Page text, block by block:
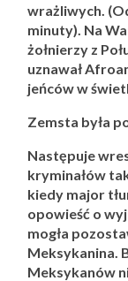
wrażliwych.
minuty). Na
żołnierzy z
uznawał
jeńców w
Zemsta była
Następuje
kryminałów
kiedy major
opowieść o
mogła
Meksykanina.
Meksykanów